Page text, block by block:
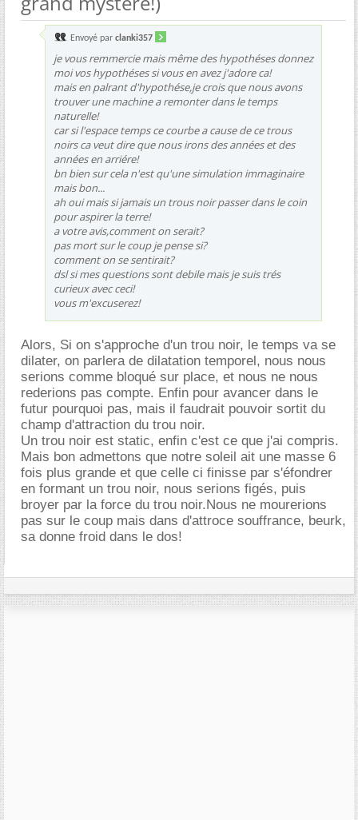
Envoyé par clanki357
je vous remmercie mais même des hypothéses donnez
moi vos hypothéses si vous en avez j'adore ca!
mais en palrant d'hypothése,je crois que nous avons
trouver une machine a remonter dans le temps
naturelle!
car si l'espace temps ce courbe a cause de ce trous
noirs ca veut dire que nous irons des années et des
années en arriére!
bn bien sur cela n'est qu'une simulation immaginaire
mais bon...
ah oui mais si jamais un trous noir passer dans le coin
pour aspirer la terre!
a votre avis,comment on serait?
pas mort sur le coup je pense si?
comment on se sentirait?
dsl si mes questions sont debile mais je suis trés
curieux avec ceci!
vous m'excuserez!
Alors, Si on s'approche d'un trou noir, le temps va se
dilater, on parlera de dilatation temporel, nous nous
serions comme bloqué sur place, et nous ne nous
rederions pas compte. Enfin pour avancer dans le
futur pourquoi pas, mais il faudrait pouvoir sortit du
champ d'attraction du trou noir.
Un trou noir est static, enfin c'est ce que j'ai compris.
Mais bon admettons que notre soleil ait une masse 6
fois plus grande et que celle ci finisse par s'éfondrer
en formant un trou noir, nous serions figés, puis
broyer par la force du trou noir.Nous ne mourerions
pas sur le coup mais dans d'attroce souffrance, beurk,
sa donne froid dans le dos!